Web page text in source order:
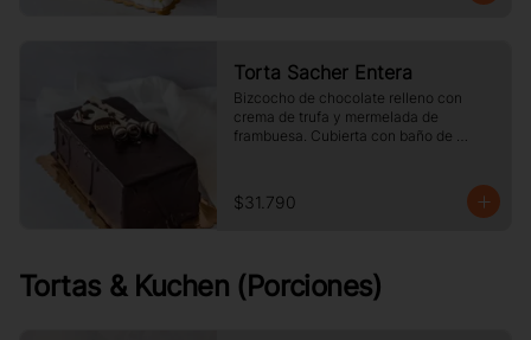
Torta Sacher Entera
Bizcocho de chocolate relleno con
crema de trufa y mermelada de
frambuesa. Cubierta con baño de
$31.790
Tortas & Kuchen (Porciones)